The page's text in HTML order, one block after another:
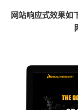
网站响应式效果如